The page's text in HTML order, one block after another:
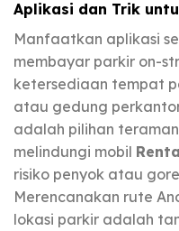
Aplikasi dan Trik
Manfaatkan aplikasi
membayar parkir on-
ketersediaan tempat
atau gedung
adalah pilihan
melindungi mobil
risiko penyok atau
Merencanakan rute
lokasi parkir adalah